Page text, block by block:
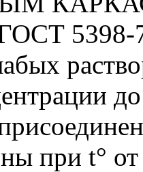
5398-
при t°